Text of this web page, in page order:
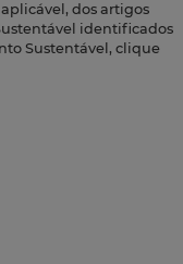
dos artigos
identificados
Sustentável, clique